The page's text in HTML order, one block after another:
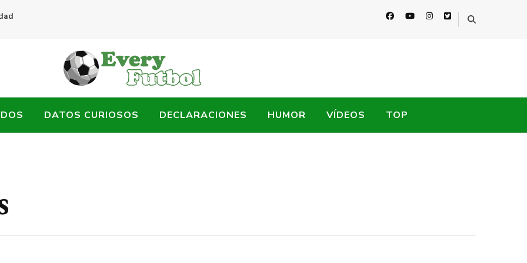
DATOS CURIOSOS DECLARACIONES HUMOR VÍDEOS TOP